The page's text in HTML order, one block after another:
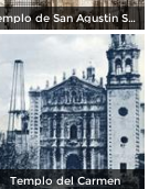
Templo de San Agustin San Luis Potosí
Templo del Carmen